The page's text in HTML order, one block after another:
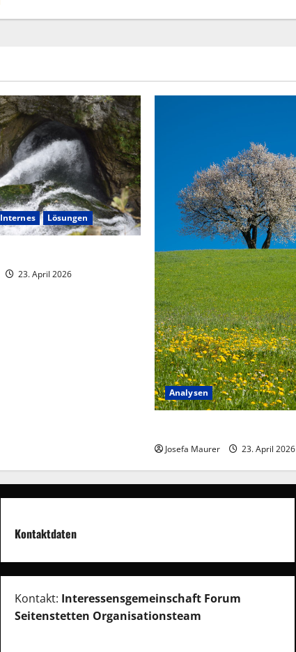
Internes Lösungen
23. April 2026
Analysen
Josefa Maurer 23. April 2026
Kontaktdaten
Kontakt: Interessensgemeinschaft Forum
Seitenstetten Organisationsteam